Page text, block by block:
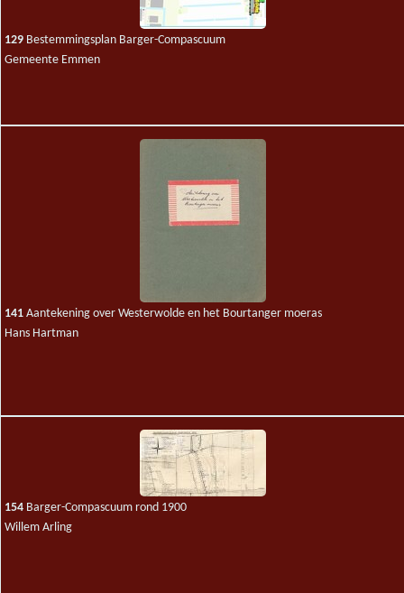
129 Bestemmingsplan Barger-Compascuum
Gemeente Emmen
141 Aantekening over Westerwolde en het Bourtanger moeras
Hans Hartman
154 Barger-Compascuum rond 1900
Willem Arling